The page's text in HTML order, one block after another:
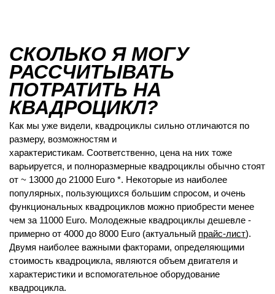
СКОЛЬКО Я МОГУ
РАССЧИТЫВАТЬ
ПОТРАТИТЬ НА
КВАДРОЦИКЛ?
Как мы уже видели, квадроциклы сильно отличаются по
размеру, возможностям и
характеристикам. Соответственно, цена на них тоже
варьируется, и полноразмерные квадроциклы обычно стоят
от ~ 13000 до 21000 Euro *. Некоторые из наиболее
популярных, пользующихся большим спросом, и очень
функциональных квадроциклов можно приобрести менее
чем за 11000 Euro. Молодежные квадроциклы дешевле -
примерно от 4000 до 8000 Euro (актуальный прайс-лист).
Двумя наиболее важными факторами, определяющими
стоимость квадроцикла, являются объем двигателя и
характеристики и вспомогательное оборудование
квадроцикла.